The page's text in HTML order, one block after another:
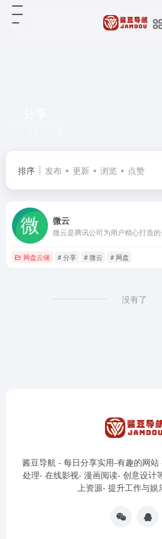
排序 发布 更新 浏览 点赞
微云
微云是腾讯公司为用户精心打造
网盘云储 # 分享 # 微云 # 网盘
没有了
酱豆导航 - 每日分享实用-有趣的网
处理- 在线影视- 漫画阅读- 创意设计
上资源- 提升工作与娱